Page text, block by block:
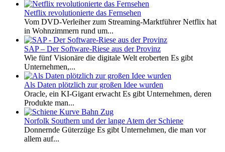
Netflix revolutionierte das Fernsehen
Vom DVD-Verleiher zum Streaming-Marktführer Netflix hat
in Wohnzimmern rund um...
SAP – Der Software-Riese aus der Provinz
Wie fünf Visionäre die digitale Welt eroberten Es gibt
Unternehmen,...
Als Daten plötzlich zur großen Idee wurden
Oracle, ein KI-Gigant erwacht Es gibt Unternehmen, deren
Produkte man...
Norfolk Southern und der lange Atem der Schiene
Donnernde Güterzüge Es gibt Unternehmen, die man vor
allem auf...